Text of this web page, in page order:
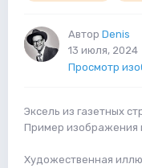
Автор Denis
13 июля, 2024
Просмотр
Эксель из газетных
Пример изображения
Художественная